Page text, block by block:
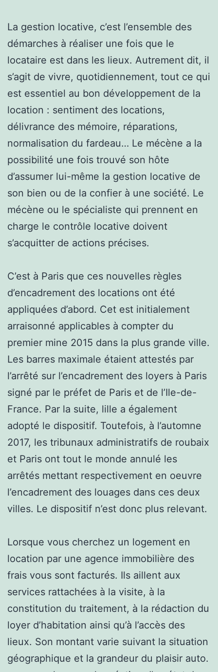
La gestion locative, c’est l’ensemble des
démarches à réaliser une fois que le
locataire est dans les lieux. Autrement dit, il
s’agit de vivre, quotidiennement, tout ce qui
est essentiel au bon développement de la
location : sentiment des locations,
délivrance des mémoire, réparations,
normalisation du fardeau… Le mécène a la
possibilité une fois trouvé son hôte
d’assumer lui-même la gestion locative de
son bien ou de la confier à une société. Le
mécène ou le spécialiste qui prennent en
charge le contrôle locative doivent
s’acquitter de actions précises.
C’est à Paris que ces nouvelles règles
d’encadrement des locations ont été
appliquées d’abord. Cet est initialement
arraisonné applicables à compter du
premier mine 2015 dans la plus grande ville.
Les barres maximale étaient attestés par
l’arrêté sur l’encadrement des loyers à Paris
signé par le préfet de Paris et de l’Ile-de-
France. Par la suite, lille a également
adopté le dispositif. Toutefois, à l’automne
2017, les tribunaux administratifs de roubaix
et Paris ont tout le monde annulé les
arrêtés mettant respectivement en oeuvre
l’encadrement des louages dans ces deux
villes. Le dispositif n’est donc plus relevant.
Lorsque vous cherchez un logement en
location par une agence immobilière des
frais vous sont facturés. Ils aillent aux
services rattachées à la visite, à la
constitution du traitement, à la rédaction du
loyer d’habitation ainsi qu’à l’accès des
lieux. Son montant varie suivant la situation
géographique et la grandeur du plaisir auto.